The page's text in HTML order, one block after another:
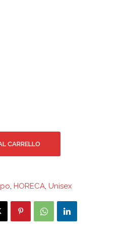
CARRELLO
, HORECA, Unisex